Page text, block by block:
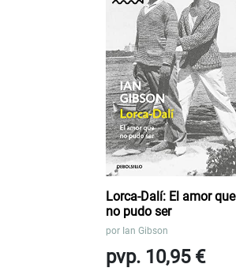
Lorca-Dalí: El amor que
no pudo ser
por Ian Gibson
pvp. 10,95 €